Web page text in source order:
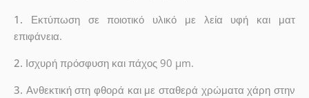
1. Εκτύπωση σε ποιοτικό υλικό με λεία υφή και ματ
επιφάνεια.
2. Ισχυρή πρόσφυση και πάχος 90 µm.
3. Ανθεκτική στη φθορά και με σταθερά χρώματα χάρη στην